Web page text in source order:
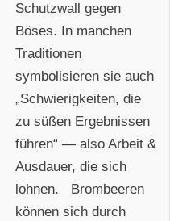
Schutzwall gegen
Böses. In manchen
Traditionen
symbolisieren sie auch
„Schwierigkeiten, die
zu süßen Ergebnissen
führen“ — also Arbeit &
Ausdauer, die sich
lohnen. Brombeeren
können sich durch